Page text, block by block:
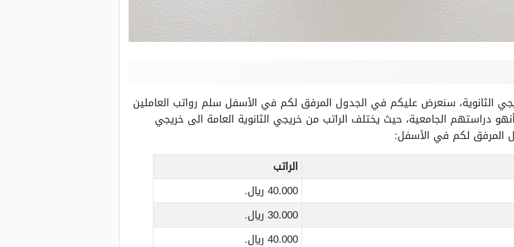
الثانوية، سنعرض عليكم في الجدول المرفق لكم في الأسفل سلم رواتب العاملين
دراستهم الجامعية، حيث يختلف الراتب من خريجي الثانوية العامة الى خريجي
المرفق لكم في الأسفل:
الراتب
40.000 ريال.
30.000 ريال.
40.000 ريال.